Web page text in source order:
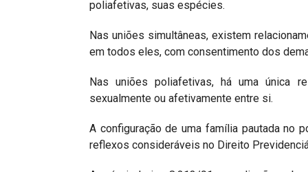
poliafetivas, suas espécies.
Nas uniões simultâneas, existem
em todos eles, com consentimento dos
Nas uniões poliafetivas, há uma única
sexualmente ou afetivamente entre si.
A configuração de uma família pautada no
reflexos consideráveis no Direito